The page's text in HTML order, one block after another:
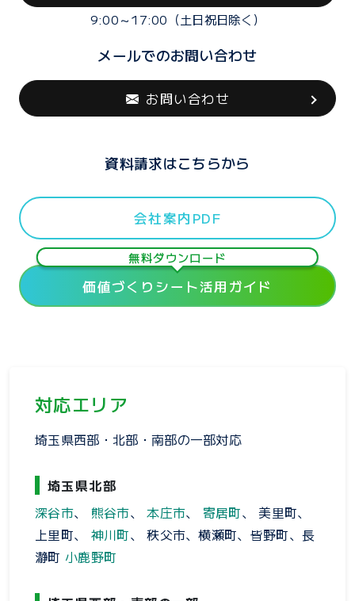
9:00～17:00（土日祝日除く）
メールでのお問い合わせ
お問い合わせ
資料請求はこちらから
会社案内PDF
無料ダウンロード
価値づくりシート活用ガイド
対応エリア
埼玉県西部・北部・南部の一部対応
埼玉県北部
深谷市、 熊谷市、本庄市、 寄居町、 美里町、
上里町、 神川町、 秩父市、横瀬町、皆野町、長
瀞町 小鹿野町